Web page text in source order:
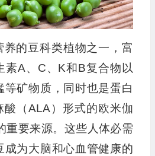
养的豆科类植物之一，富
素A、C、K和B复合物以
等矿物质，同时也是蛋白
酸（ALA）形式的欧米伽
重要来源。这些人体必需
成为大脑和心血管健康的